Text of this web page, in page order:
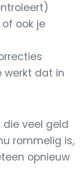
ook je
werkt dat in
veel geld
rommelig is,
opnieuw